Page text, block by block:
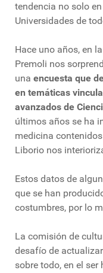
tendencia no solo
Universidades de
Hace uno años, en
Premoli nos
una encuesta que
en temáticas
avanzados de
últimos años se ha
medicina
Liborio nos
Estos datos de
que se han
costumbres, por lo
La comisión de
desafío de
sobre todo, en el